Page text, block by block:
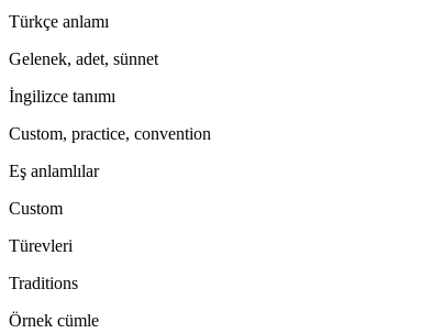
Türkçe anlamı
Gelenek, adet, sünnet
İngilizce tanımı
Custom, practice, convention
Eş anlamlılar
Custom
Türevleri
Traditions
Örnek cümle